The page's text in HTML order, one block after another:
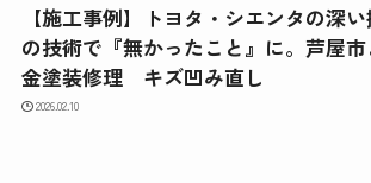
【施工事例】トヨタ・シエンタの深
の技術で『無かったこと』に。芦屋
金塗装修理 キズ凹み直し
2026.02.10